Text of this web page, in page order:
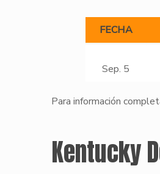
FECHA
Sep. 5
Para información
Kentucky